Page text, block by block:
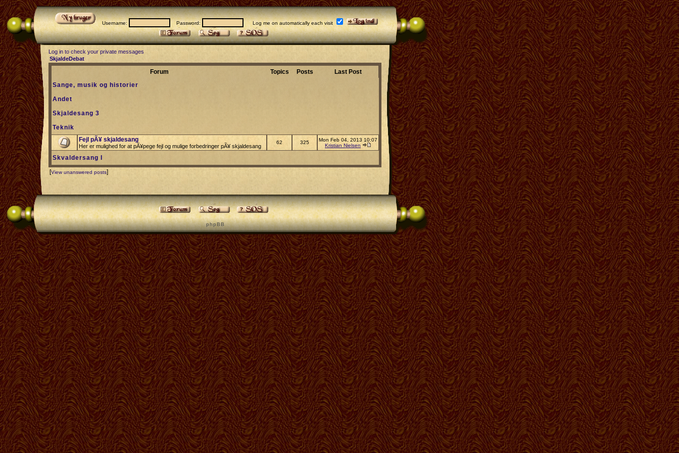
Username: Password: Log me on automatically each visit
Log in to check your private messages
SkjaldeDebat
Forum Topics Posts
Last Post
Sange, musik og historier
Andet
Skjaldesang 3
Teknik
Fejl pÃ¥ skjaldesang
Her er mulighed for at pÃ¥pege fejl og mulige forbedringer pÃ¥ skjaldesang
62 325
Mon Feb 04, 2013 10:07
Kristian Nielsen
Skvaldersang I
[View unanswered posts]
p h p B B